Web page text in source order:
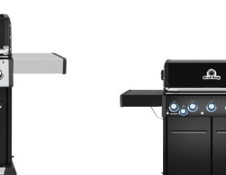
επικάλυψη.
για την τοποθέτηση της
Broil King διαθέτει πλέον
μεγαλύτερη σχάρα για να
το συμπληρωματικό